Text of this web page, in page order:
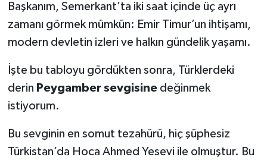
Başkanım, Semerkant’ta iki saat içinde üç ayrı
zamanı görmek mümkün: Emir Timur’un ihtişamı,
modern devletin izleri ve halkın gündelik yaşamı.
İşte bu tabloyu gördükten sonra, Türklerdeki
derin Peygamber sevgisinedeğinmek
istiyorum.
Bu sevginin en somut tezahürü, hiç şüphesiz
Türkistan’da Hoca Ahmed Yesevi ile olmuştur. Bu